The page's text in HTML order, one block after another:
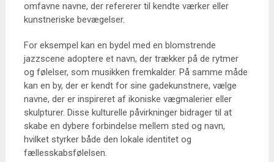
omfavne navne, der refererer til kendte værker eller
kunstneriske bevægelser.
For eksempel kan en bydel med en blomstrende
jazzscene adoptere et navn, der trækker på de rytmer
og følelser, som musikken fremkalder. På samme måde
kan en by, der er kendt for sine gadekunstnere, vælge
navne, der er inspireret af ikoniske vægmalerier eller
skulpturer. Disse kulturelle påvirkninger bidrager til at
skabe en dybere forbindelse mellem sted og navn,
hvilket styrker både den lokale identitet og
fællesskabsfølelsen.